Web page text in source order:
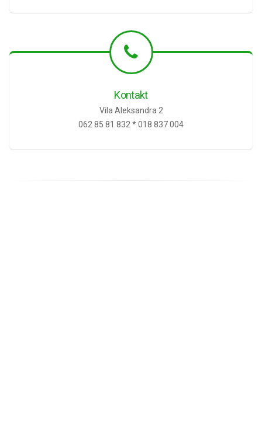
Kontakt
Vila Aleksandra 2
062 85 81 832 * 018 837 004